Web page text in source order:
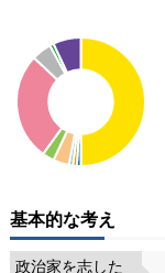
基本的な考え
政治家を志した